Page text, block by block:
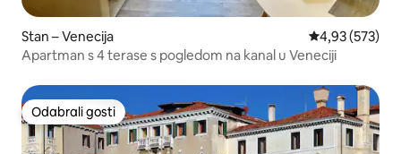
Stan – Venecija Prosječna
4,93 (573)
Apartman s 4 terase s pogledom na kanal u Veneciji
Odabrali gosti
Odabrali gosti